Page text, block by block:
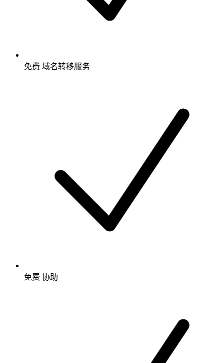
免费 域名转移服务
免费 协助